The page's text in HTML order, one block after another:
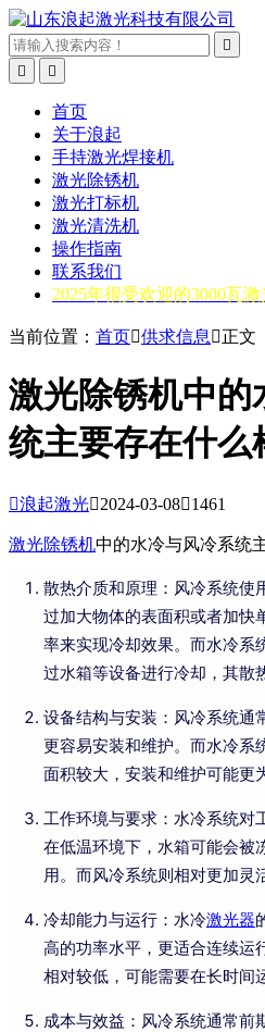



首页
关于浪起
手持激光焊接机
激光除锈机
激光打标机
激光清洗机
操作指南
联系我们
2025年很受欢迎的3000瓦
当前位置： 首页供求信息 正文
激光除锈机中的
统主要存在什么
浪起激光2024-03-081461
激光除锈机中的水冷与风冷系统
散热介质和原理：风冷系统使
过加大物体的表面积或者加快
率来实现冷却效果。而水冷系
过水箱等设备进行冷却，其散
设备结构与安装：风冷系统通
更容易安装和维护。而水冷系
面积较大，安装和维护可能更
工作环境与要求：水冷系统对
在低温环境下，水箱可能会被
用。而风冷系统则相对更加灵
冷却能力与运行：水冷激光器
高的功率水平，更适合连续运
相对较低，可能需要在长时间
成本与效益：风冷系统通常前